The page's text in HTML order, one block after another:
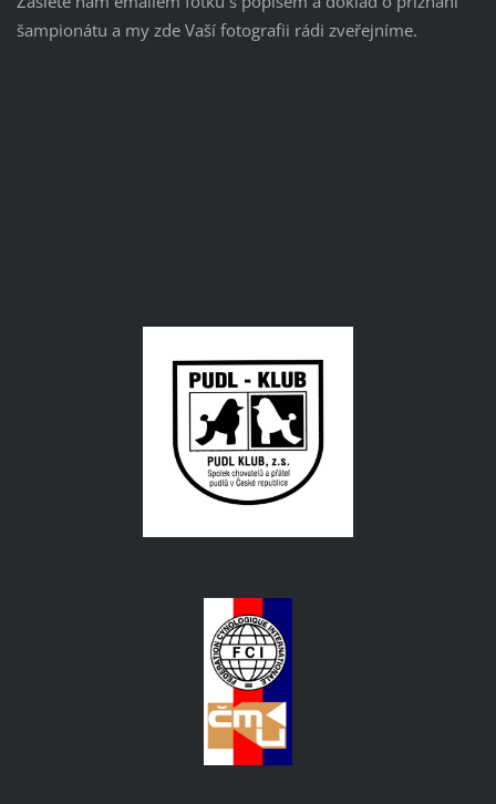
šampionátu a my zde Vaší fotografii rádi zveřejníme.